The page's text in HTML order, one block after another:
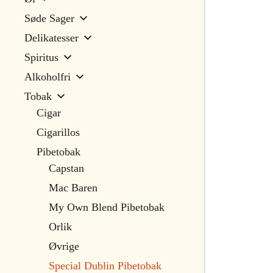
Søde Sager
Delikatesser
Spiritus
Alkoholfri
Tobak
Cigar
Cigarillos
Pibetobak
Capstan
Mac Baren
My Own Blend Pibetobak
Orlik
Øvrige
Special Dublin Pibetobak